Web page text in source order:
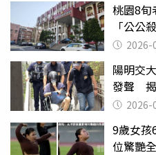
桃園8
「公公
2026-
陽明交
發聲 揭
2026-
9歲女孩
位驚艷